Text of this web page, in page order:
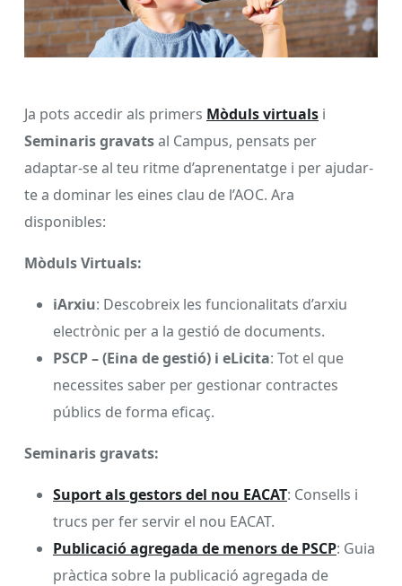
Ja pots accedir als primers Mòduls virtuals i
Seminaris gravatsal Campus, pensats per
adaptar-se al teu ritme d’aprenentatge i per ajudar-
te a dominar les eines clau de l’AOC. Ara
disponibles:
Mòduls Virtuals:
iArxiu: Descobreix les funcionalitats d’arxiu
electrònic per a la gestió de documents.
PSCP – (Eina de gestió) i eLicita: Tot el que
necessites saber per gestionar contractes
públics de forma eficaç.
Seminaris gravats:
Suport als gestors del nou EACAT: Consells i
trucs per fer servir el nou EACAT.
Publicació agregada de menors de PSCP: Guia
pràctica sobre la publicació agregada de